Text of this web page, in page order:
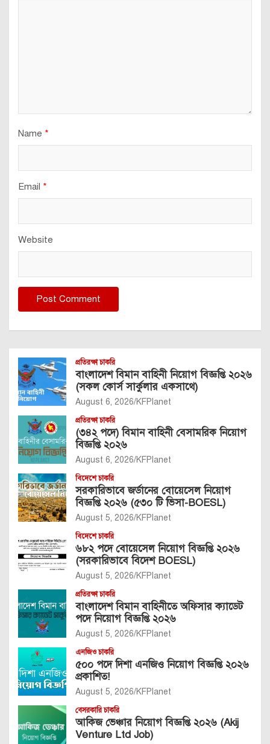
Name *
Email *
Website
প্রতিরক্ষা চাকরি
বাংলাদেশ বিমান বাহিনী নিয়োগ বিজ্ঞপ্তি ২০২৬
(সকল কোর্স সার্কুলার একসাথে)
August 6, 2026 KFPlanet
প্রতিরক্ষা চাকরি
(৩৪২ পদে) বিমান বাহিনী বেসামরিক নিয়োগ
বিজ্ঞপ্তি ২০২৬
August 6, 2026 KFPlanet
বিদেশে চাকরি
সরকারিভাবে জর্ডানের বোয়েসেল নিয়োগ
বিজ্ঞপ্তি ২০২৬ (৫৩০ টি ভিসা-BOESL)
August 5, 2026 KFPlanet
বিদেশে চাকরি
৬৮২ পদে বোয়েসেল নিয়োগ বিজ্ঞপ্তি ২০২৬
(সরকারিভাবে বিদেশ BOESL)
August 5, 2026 KFPlanet
প্রতিরক্ষা চাকরি
বাংলাদেশ বিমান বাহিনীতে অফিসার ক্যাডেট
পদে নিয়োগ বিজ্ঞপ্তি ২০২৬
August 5, 2026 KFPlanet
এনজিও চাকরি
৫০০ পদে দিশা এনজিও নিয়োগ বিজ্ঞপ্তি ২০২৬
প্রকাশিত!
August 5, 2026 KFPlanet
বেসরকারি চাকরি
আকিজ ভেঞ্চার নিয়োগ বিজ্ঞপ্তি ২০২৬ (Akij
Venture Ltd Job)